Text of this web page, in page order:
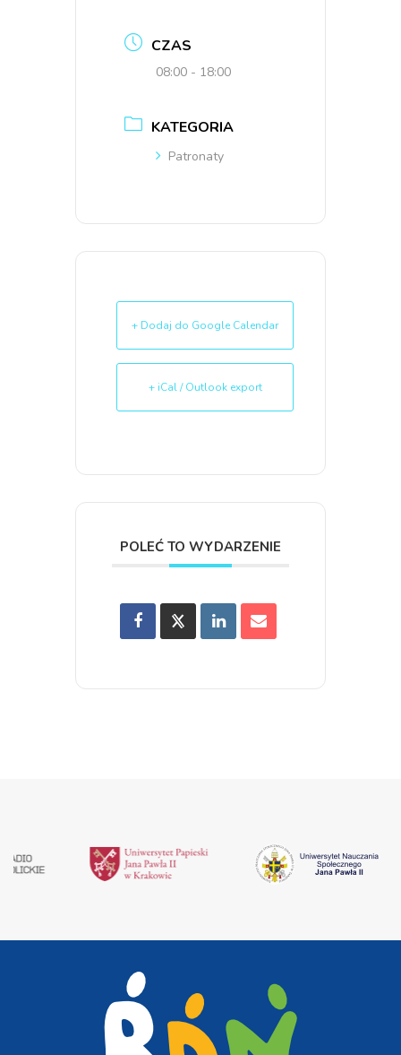
CZAS
08:00 - 18:00
KATEGORIA
Patronaty
+ Dodaj do Google Calendar
+ iCal / Outlook export
POLEĆ TO WYDARZENIE